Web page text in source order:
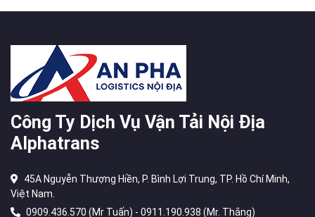
Công Ty Dịch Vụ Vận Tải Nội Địa
Alphatrans
45A Nguyễn Thượng Hiền, P. Bình Lợi Trung, TP. Hồ Chí Minh,
Việt Nam.
0909.436.570 (Mr Tuấn) - 0911.190.938 (Mr. Thắng)